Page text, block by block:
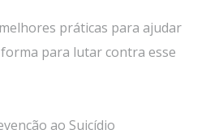
práticas para ajudar
para lutar contra esse
ao Suicídio